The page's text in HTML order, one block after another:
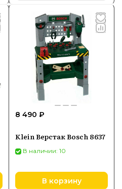
8 490 ₽
Klein Верстак Bosch 8637
В наличии: 10
В корзину